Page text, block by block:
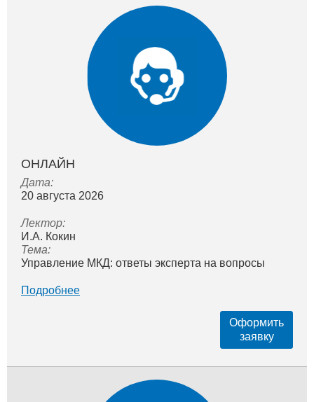
ОНЛАЙН
Дата:
20 августа 2026
Лектор:
И.А. Кокин
Тема:
Управление МКД: ответы эксперта на вопросы
Подробнее
Оформить
заявку